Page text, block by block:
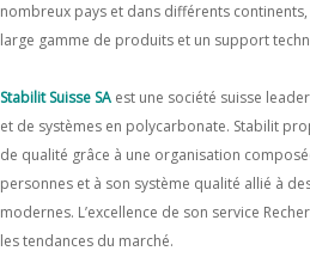
nombreux pays et dans différents
large gamme de produits et un support
Stabilit Suisse SA est une société suisse
et de systèmes en polycarbonate. Stabilit
de qualité grâce à une organisation
personnes et à son système qualité allié à
modernes. L’excellence de son service
les tendances du marché.